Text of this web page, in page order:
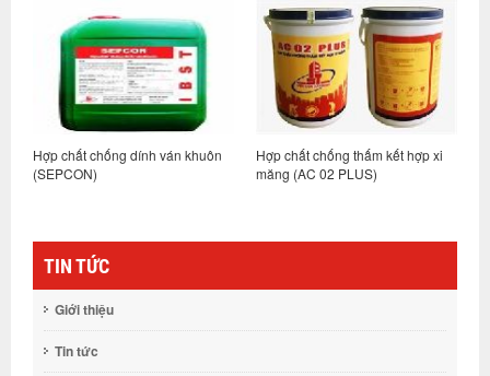
Hợp chất chống dính ván khuôn
(SEPCON)
Hợp chất chống thấm kết hợp xi
măng (AC 02 PLUS)
TIN TỨC
Giới thiệu
Tin tức